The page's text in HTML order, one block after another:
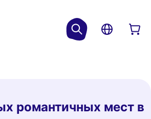
романтичных мест в